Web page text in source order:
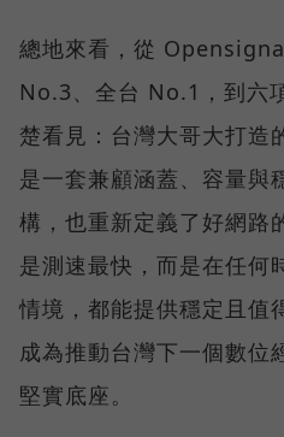
總地來看，從
No.3、全台 No.1，到六
楚看見：台灣大哥大打造
是一套兼顧涵蓋、容量與
構，也重新定義了好網路
是測速最快，而是在任何
情境，都能提供穩定且值
成為推動台灣下一個數位
堅實底座。